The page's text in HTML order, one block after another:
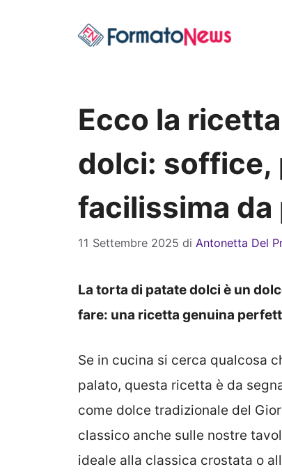
Ecco la
dolci: soffice,
facilissima da
11 Settembre 2025 di Antonetta Del
La torta di patate dolci è un
fare: una ricetta genuina
Se in cucina si cerca qualcosa
palato, questa ricetta è da
come dolce tradizionale del
classico anche sulle nostre
ideale alla classica crostata o